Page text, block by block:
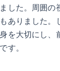
した。周囲の
ありました。
を大切にし、
す。